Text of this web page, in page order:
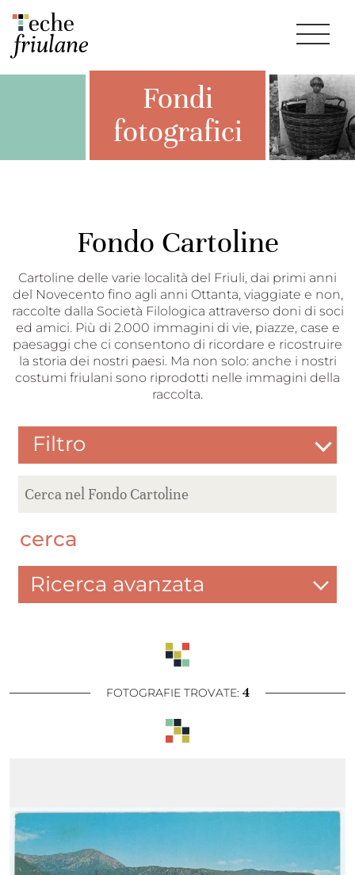
Fondi
fotografici
Fondo Cartoline
Cartoline delle varie località del Friuli, dai primi anni
del Novecento fino agli anni Ottanta, viaggiate e non,
raccolte dalla Società Filologica attraverso doni di soci
ed amici. Più di 2.000 immagini di vie, piazze, case e
paesaggi che ci consentono di ricordare e ricostruire
la storia dei nostri paesi. Ma non solo: anche i nostri
costumi friulani sono riprodotti nelle immagini della
raccolta.
Filtro
cerca
Ricerca avanzata
FOTOGRAFIE TROVATE: 4